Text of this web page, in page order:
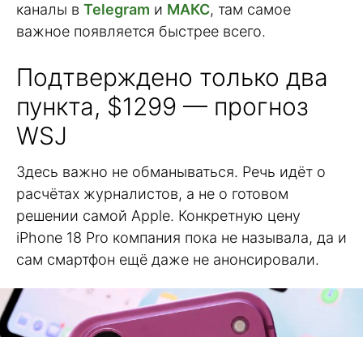
каналы в Telegram и МАКС, там самое
важное появляется быстрее всего.
Подтверждено только два
пункта, $1299 — прогноз
WSJ
Здесь важно не обманываться. Речь идёт о
расчётах журналистов, а не о готовом
решении самой Apple. Конкретную цену
iPhone 18 Pro компания пока не называла, да и
сам смартфон ещё даже не анонсировали.